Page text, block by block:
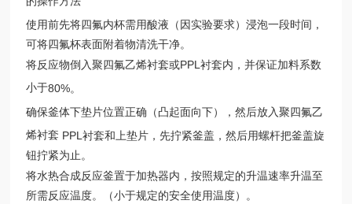
使用前先将四氟内杯需用酸液（因实验要求）浸泡一段时间，
可将四氟杯表面附着物清洗干净。
将反应物倒入聚四氟乙烯衬套或PPL衬套内，并保证加料系数
小于80%。
确保釜体下垫片位置正确（凸起面向下），然后放入聚四氟乙
烯衬套 PPL衬套和上垫片，先拧紧釜盖，然后用螺杆把釜盖旋
钮拧紧为止。
将水热合成反应釜置于加热器内，按照规定的升温速率升温至
所需反应温度。（小于规定的安全使用温度）。